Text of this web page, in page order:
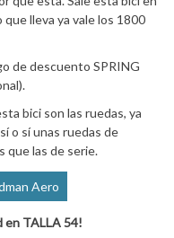
lleva ya vale los 1800
de descuento SPRING
bici son las ruedas, ya
o sí unas ruedas de
que las de serie.
Aero
en TALLA 54!